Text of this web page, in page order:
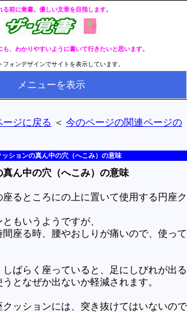
る前に覚書。優しい文章を目指します。
も、わかりやすいように書いて行きたいと思います。
フォンデザインでサイトを表示しています。
メニューを表示
べきか
ジに戻る ＜ 今のページの関連ページの
ッションの真ん中の穴（へこみ）の意味
ん中の穴（へこみ）の意味
るところにの上に置いて使用する円座ク
もいうようですが、
座る時、腰やおしりが痛いので、使って
ばらく座っていると、足にしびれが出る
となぜか出ないか軽減されます。
ッションには、突き抜けてはいないので